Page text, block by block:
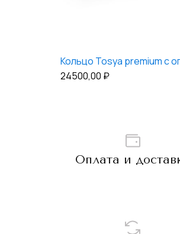
Кольцо Tosya premium с
24500,00 ₽
Оплата и